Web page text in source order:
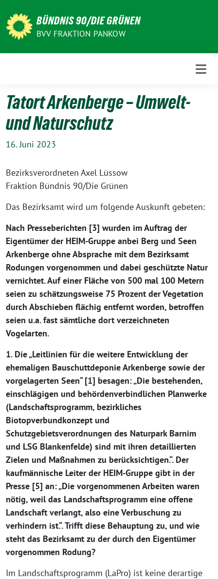
zum
Inhalt
BÜNDNIS 90/DIE GRÜNEN
BVV FRAKTION PANKOW
Tatort Arkenberge – Umwelt-
und Naturschutz
16. Juni 2023
Bezirksverordneten Axel Lüssow
Fraktion Bündnis 90/Die Grünen
Das Bezirksamt wird um folgende Auskunft gebeten:
Nach Presseberichten [3] wurden im Auftrag der
Eigentümer der HEIM-Gruppe anbei Berg und Seen
Arkenberge ohne Absprache mit dem Bezirksamt
Rodungen vorgenommen und dabei geschützte Natur
vernichtet. Auf einer Fläche von 500 mal 100 Metern
seien zu schätzungsweise 75 Prozent der Vegetation
durch Abschieben flächig entfernt worden, betroffen
seien u.a. fast sämtliche dort verzeichneten
Vogelarten.
1. Die „Leitlinien für die weitere Entwicklung der
ehemaligen Bauschuttdeponie Arkenberge sowie der
vorgelagerten Seen“ [1] besagen: „Die bestehenden,
einschlägigen und behördenverbindlichen Planwerke
(Landschaftsprogramm, bezirkliches
Biotopverbundkonzept und
Schutzgebietsverordnungen des Naturpark Barnim
und LSG Blankenfelde) sind mit ihren detaillierten
Zielen und Maßnahmen zu berücksichtigen.“. Der
kaufmännische Leiter der HEIM-Gruppe gibt in der
Presse [5] an: „Die vorgenommenen Arbeiten waren
nötig, weil das Landschaftsprogramm eine offene
Landschaft verlangt, also eine Verbuschung zu
verhindern ist.“. Trifft diese Behauptung zu, und wie
steht das Bezirksamt zu der durch den Eigentümer
vorgenommen Rodung?
Im Landschaftsprogramm (LaPro) ist keine derartige